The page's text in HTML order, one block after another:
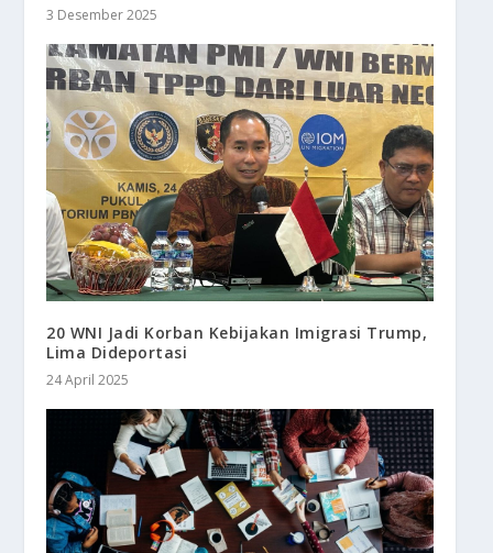
3 Desember 2025
20 WNI Jadi Korban Kebijakan Imigrasi Trump,
Lima Dideportasi
24 April 2025